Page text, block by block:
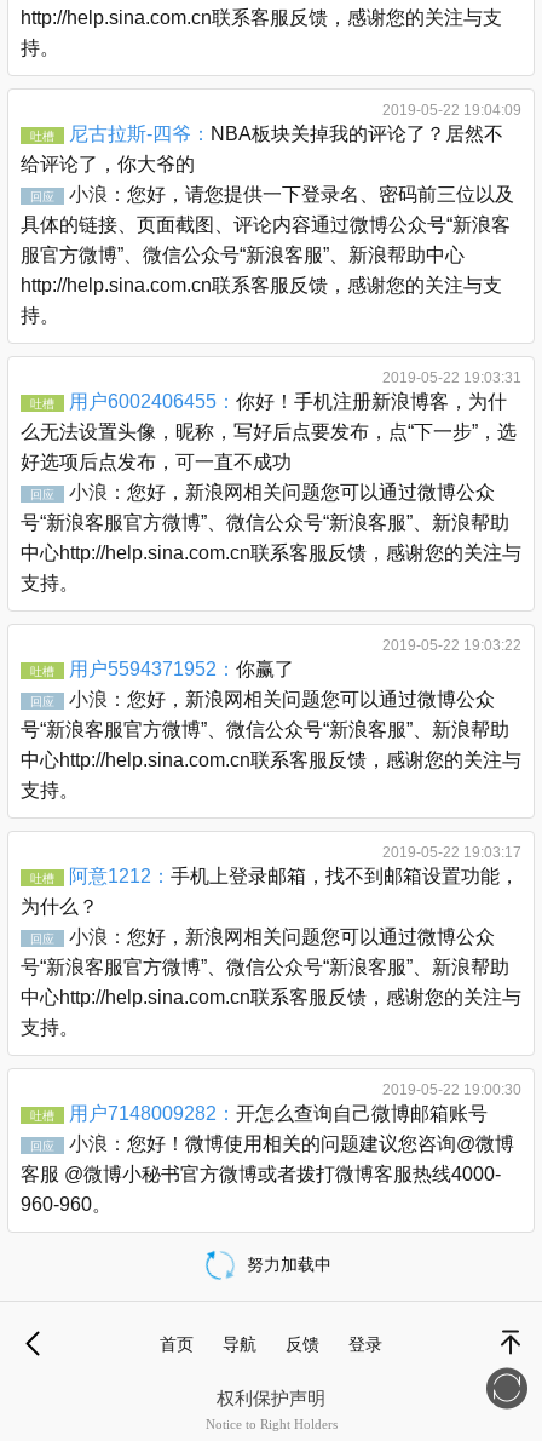
http://help.sina.com.cn联系客服反馈，感谢您的关注与支
持。
2019-05-22 19:04:09
吐槽 尼古拉斯-四爷： NBA板块关掉我的评论了？居然不
给评论了，你大爷的
回应 小浪： 您好，请您提供一下登录名、密码前三位以及
具体的链接、页面截图、评论内容通过微博公众号“新浪客
服官方微博”、微信公众号“新浪客服”、新浪帮助中心
http://help.sina.com.cn联系客服反馈，感谢您的关注与支
持。
2019-05-22 19:03:31
吐槽 用户6002406455： 你好！手机注册新浪博客，为什
么无法设置头像，昵称，写好后点要发布，点“下一步”，选
好选项后点发布，可一直不成功
回应 小浪： 您好，新浪网相关问题您可以通过微博公众
号“新浪客服官方微博”、微信公众号“新浪客服”、新浪帮助
中心http://help.sina.com.cn联系客服反馈，感谢您的关注与
支持。
2019-05-22 19:03:22
吐槽 用户5594371952： 你赢了
回应 小浪： 您好，新浪网相关问题您可以通过微博公众
号“新浪客服官方微博”、微信公众号“新浪客服”、新浪帮助
中心http://help.sina.com.cn联系客服反馈，感谢您的关注与
支持。
2019-05-22 19:03:17
吐槽 阿意1212： 手机上登录邮箱，找不到邮箱设置功能，
为什么？
回应 小浪： 您好，新浪网相关问题您可以通过微博公众
号“新浪客服官方微博”、微信公众号“新浪客服”、新浪帮助
中心http://help.sina.com.cn联系客服反馈，感谢您的关注与
支持。
2019-05-22 19:00:30
吐槽 用户7148009282： 开怎么查询自己微博邮箱账号
回应 小浪： 您好！微博使用相关的问题建议您咨询@微博
客服 @微博小秘书官方微博或者拨打微博客服热线4000-
960-960。
载
更
努力加载中
顶部
首页 导航 反馈 登录
权利保护声明
Notice to Right Holders